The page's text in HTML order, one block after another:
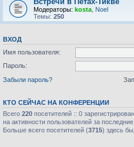
Модераторы: kosta Noel
Темы: 250
ВХОД
Имя пользователя:
Пароль:
Забыли пароль?
КТО СЕЙЧАС НА КОНФЕРЕНЦИИ
Всего 220 посетителей :: 0
на активности пользователей за
Больше всего посетителей (3715) здесь